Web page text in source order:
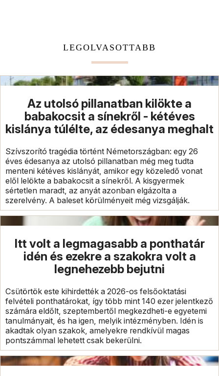
LEGOLVASOTTABB
Az utolsó pillanatban kilökte a
babakocsit a sínekről - kétéves
kislánya túlélte, az édesanya meghalt
Szívszorító tragédia történt Németországban: egy 26
éves édesanya az utolsó pillanatban még meg tudta
menteni kétéves kislányát, amikor egy közeledő vonat
elől lelökte a babakocsit a sínekről. A kisgyermek
sértetlen maradt, az anyát azonban elgázolta a
szerelvény. A baleset körülményeit még vizsgálják.
Itt volt a legmagasabb a ponthatár
idén és ezekre a szakokra volt a
legnehezebb bejutni
Csütörtök este kihirdették a 2026-os felsőoktatási
felvételi ponthatárokat, így több mint 140 ezer jelentkező
számára eldőlt, szeptembertől megkezdheti-e egyetemi
tanulmányait, és ha igen, melyik intézményben. Idén is
akadtak olyan szakok, amelyekre rendkívül magas
pontszámmal lehetett csak bekerülni.